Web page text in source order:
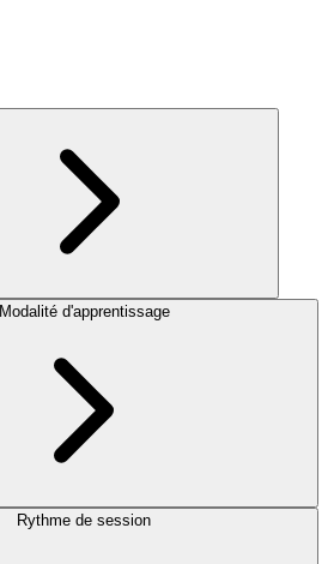
Modalité d'apprentissage
Rythme de session